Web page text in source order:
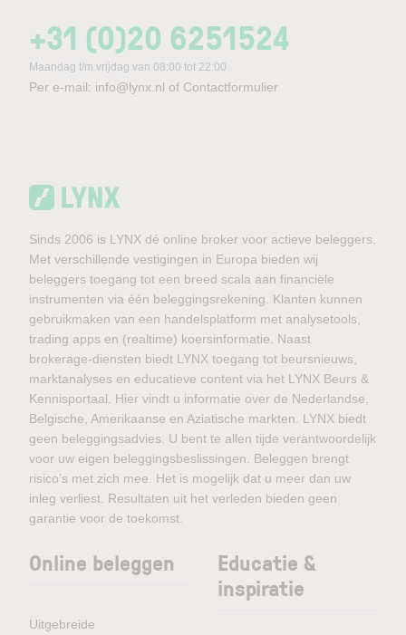
+31 (0)20 6251524
Maandag t/m vrijdag van 08:00 tot 22:00
Per e-mail: info@lynx.nl of Contactformulier
Sinds 2006 is LYNX dé online broker voor actieve beleggers.
Met verschillende vestigingen in Europa bieden wij
beleggers toegang tot een breed scala aan financiële
instrumenten via één beleggingsrekening. Klanten kunnen
gebruikmaken van een handelsplatform met analysetools,
trading apps en (realtime) koersinformatie. Naast
brokerage-diensten biedt LYNX toegang tot beursnieuws,
marktanalyses en educatieve content via het LYNX Beurs &
Kennisportaal. Hier vindt u informatie over de Nederlandse,
Belgische, Amerikaanse en Aziatische markten. LYNX biedt
geen beleggingsadvies. U bent te allen tijde verantwoordelijk
voor uw eigen beleggingsbeslissingen. Beleggen brengt
risico’s met zich mee. Het is mogelijk dat u meer dan uw
inleg verliest. Resultaten uit het verleden bieden geen
garantie voor de toekomst.
Online beleggen
Uitgebreide
Educatie &
inspiratie